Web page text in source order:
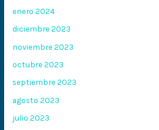
enero 2024
diciembre 2023
noviembre 2023
octubre 2023
septiembre 2023
agosto 2023
julio 2023